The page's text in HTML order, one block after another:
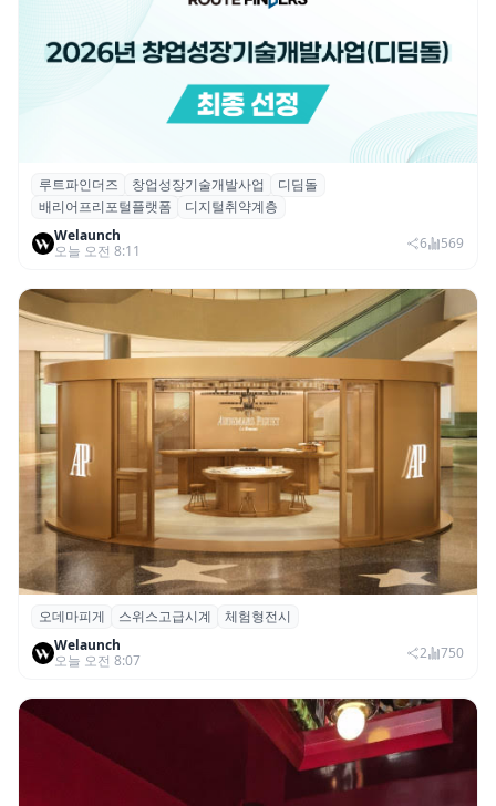
루트파인더즈, ‘2026 창업성장기술개발사업
(디딤돌)’ 선정
루트파인더즈 창업성장기술개발사업
디딤돌
배리어프리포털플랫폼
디지털취약계층
Welaunch
오늘 오전 8:11
6 569
오데마 피게, 부산 신세계 센텀시티서 체험
형 전시 ‘시간을 빚다’ 개최
오데마피게 스위스고급시계
체험형전시
Welaunch
오늘 오전 8:07
2 750